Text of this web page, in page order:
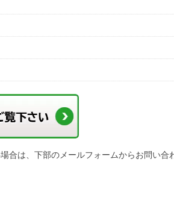
合は、下部のメールフォームからお問い合